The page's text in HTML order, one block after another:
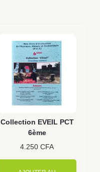
Collection EVEIL PCT
6ème
4.250CFA